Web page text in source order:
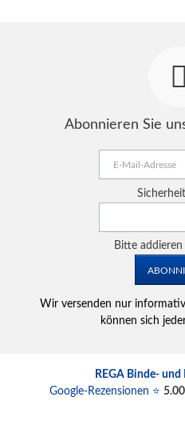
Abonnieren Sie
Pflichtfeld
Bitte
Wir versenden nur
können sich
REGA Binde-
Google-Rezensionen ⭐ 5.00